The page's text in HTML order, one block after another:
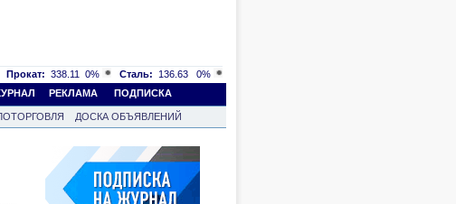
Прокат: 338.11 0% Сталь: 136.63
0%
РЕКЛАМА ПОДПИСКА
ДОСКА ОБЪЯВЛЕНИЙ